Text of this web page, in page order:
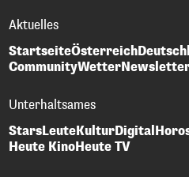
Aktuelles
StartseiteÖsterreich
CommunityWetter
Unterhaltsames
StarsLeuteKulturDigital
Heute KinoHeute TV